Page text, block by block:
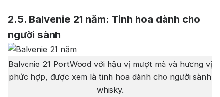
2.5. Balvenie 21 năm: Tinh hoa dành cho
người sành
Balvenie 21 PortWood với hậu vị mượt mà và hương vị
phức hợp, được xem là tinh hoa dành cho người sành
whisky.